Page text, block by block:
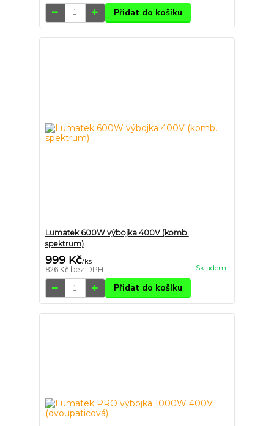
Přidat do košíku
Lumatek 600W výbojka 400V (komb.
spektrum)
999 Kč/ks
826 Kč bez DPH Skladem
Přidat do košíku